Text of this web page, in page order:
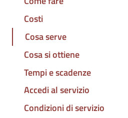
Costi
Cosa serve
Cosa si ottiene
Tempi e scadenze
Accedi al servizio
Condizioni di servizio